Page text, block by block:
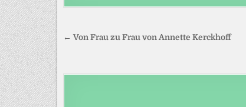
Beitragsnavigation
← Von Frau zu Frau von Annette Kerckhoff